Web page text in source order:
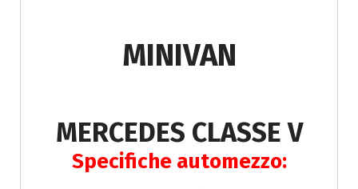
MINIVAN
MERCEDES CLASSE V
Specifiche automezzo: